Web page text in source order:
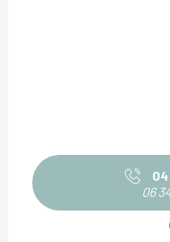
04
06